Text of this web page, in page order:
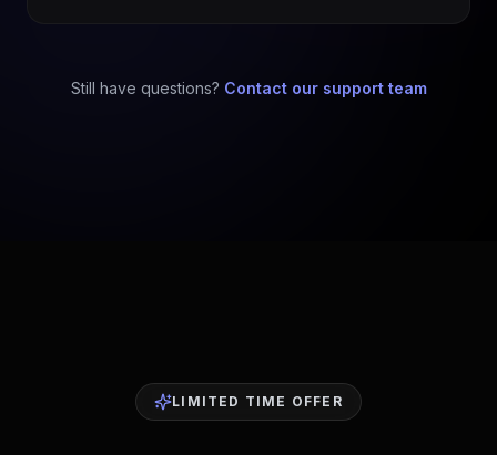
Still have questions? Contact our support team
LIMITED TIME OFFER